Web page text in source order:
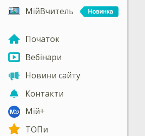
МійВчитель
Початок
Вебінари
Новини сайту
Контакти
Мій+
ТОПи